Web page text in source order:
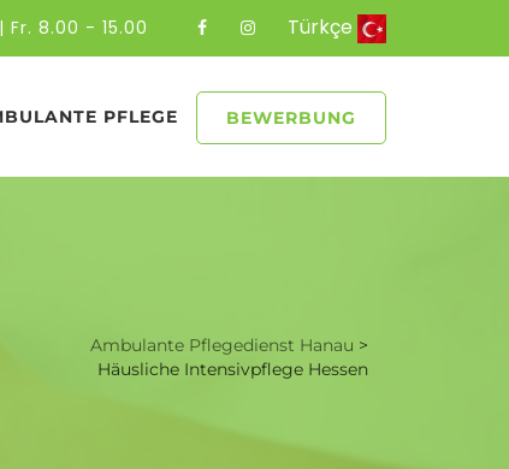
8.00 - 15.00 Türkçe
BEWERBUNG
PFLEGE
Ambulante Pflegedienst Hanau >
Häusliche Intensivpflege Hessen